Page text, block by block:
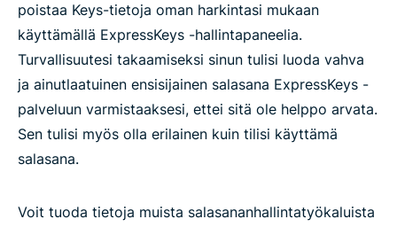
poistaa Keys-tietoja oman harkintasi mukaan
käyttämällä ExpressKeys -hallintapaneelia.
Turvallisuutesi takaamiseksi sinun tulisi luoda vahva
ja ainutlaatuinen ensisijainen salasana ExpressKeys -
palveluun varmistaaksesi, ettei sitä ole helppo arvata.
Sen tulisi myös olla erilainen kuin tilisi käyttämä
salasana.
Voit tuoda tietoja muista salasananhallintatyökaluista